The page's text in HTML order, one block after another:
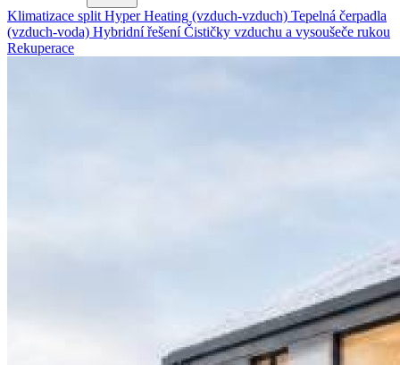
Klimatizace split Hyper Heating (vzduch-vzduch) Tepelná čerpadla
(vzduch-voda) Hybridní řešeníČističky vzduchu a vysoušeče rukou
Rekuperace